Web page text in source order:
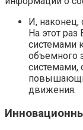
И, наконец,
На этот
системами
объемного
движения.